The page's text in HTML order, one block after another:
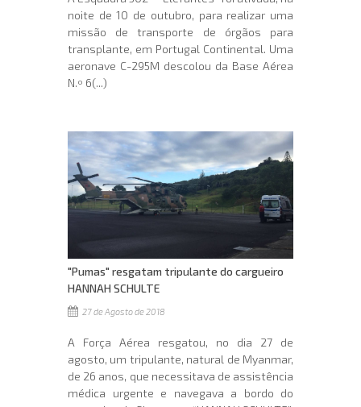
noite de 10 de outubro, para realizar uma
missão de transporte de órgãos para
transplante, em Portugal Continental. Uma
aeronave C-295M descolou da Base Aérea
N.º 6(...)
"Pumas" resgatam tripulante do cargueiro
HANNAH SCHULTE
27 de Agosto de 2018
A Força Aérea resgatou, no dia 27 de
agosto, um tripulante, natural de Myanmar,
de 26 anos, que necessitava de assistência
médica urgente e navegava a bordo do